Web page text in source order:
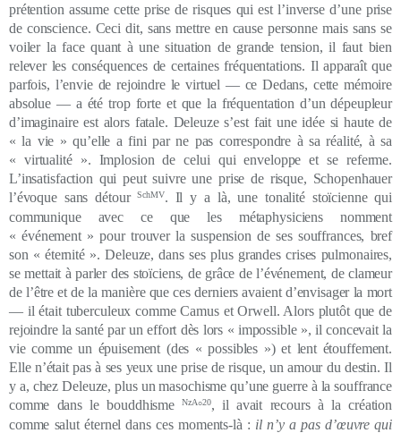
prétention assume cette prise de risques qui est l’inverse d’une prise
de conscience. Ceci dit, sans mettre en cause personne mais sans se
voiler la face quant à une situation de grande tension, il faut bien
relever les conséquences de certaines fréquentations. Il apparaît que
parfois, l’envie de rejoindre le virtuel — ce Dedans, cette mémoire
absolue — a été trop forte et que la fréquentation d’un dépeupleur
d’imaginaire est alors fatale. Deleuze s’est fait une idée si haute de
« la vie » qu’elle a fini par ne pas correspondre à sa réalité, à sa
« virtualité ». Implosion de celui qui enveloppe et se referme.
L’insatisfaction qui peut suivre une prise de risque, Schopenhauer
l’évoque sans détourSchMV. Il y a là, une tonalité stoïcienne qui
communique avec ce que les métaphysiciens nomment
« événement » pour trouver la suspension de ses souffrances, bref
son « éternité ». Deleuze, dans ses plus grandes crises pulmonaires,
se mettait à parler des stoïciens, de grâce de l’événement, de clameur
de l’être et de la manière que ces derniers avaient d’envisager la mort
— il était tuberculeux comme Camus et Orwell. Alors plutôt que de
rejoindre la santé par un effort dès lors « impossible », il concevait la
vie comme un épuisement (des « possibles ») et lent étouffement.
Elle n’était pas à ses yeux une prise de risque, un amour du destin. Il
y a, chez Deleuze, plus un masochisme qu’une guerre à la souffrance
comme dans le bouddhismeNzA°20, il avait recours à la création
comme salut éternel dans ces moments-là : il n’y a pas d’œuvre qui